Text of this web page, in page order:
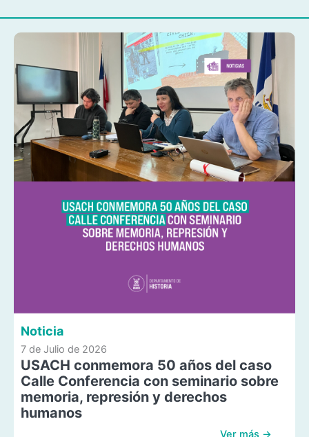
Noticia
7 de Julio de 2026
USACH conmemora 50 años del caso
Calle Conferencia con seminario sobre
memoria, represión y derechos
humanos
Ver más →